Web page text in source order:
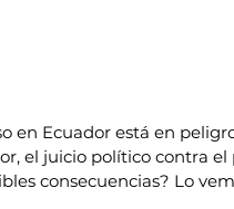
en Ecuador está en
el juicio político contra
consecuencias? Lo